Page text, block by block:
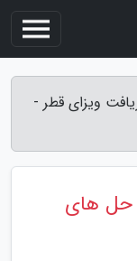
ویزای قطر -
حل های